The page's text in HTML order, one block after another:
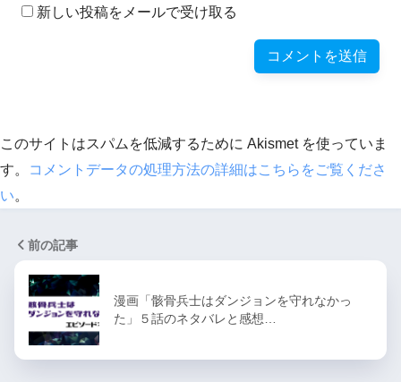
新しい投稿をメールで受け取る
このサイトはスパムを低減するために Akismet を使っていま
す。
コメントデータの処理方法の詳細はこちらをご覧くださ
い。
前の記事
漫画「骸骨兵士はダンジョンを守れなかっ
た」５話のネタバレと感想…